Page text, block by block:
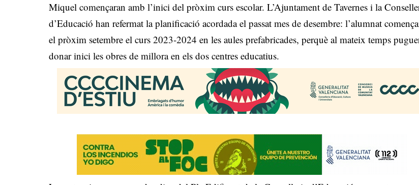
Miquel començaran amb l’inici del pròxim curs escolar. L’Ajuntament de Tavernes i la
d’Educació han refermat la planificació acordada el passat mes de desembre: l’alumnat
el pròxim setembre el curs 2023-2024 en les aules prefabricades, perquè al mateix temps
donar inici les obres de millora en els dos centres educatius.